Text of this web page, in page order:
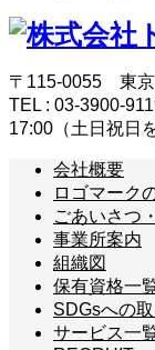
〒115-0055 東京
TEL : 03-3900-
17:00（土日祝日
会社概要
ロゴマーク
ごあいさつ
事業所案内
組織図
保有資格一
SDGsへの
サービス一